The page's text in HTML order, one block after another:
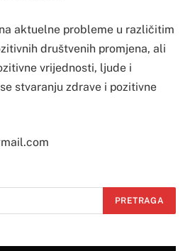
aktuelne probleme u različitim
društvenih promjena, ali
vrijednosti, ljude i
stvaranju zdrave i pozitivne